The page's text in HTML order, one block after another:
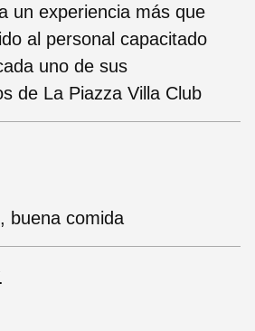
un experiencia más que
al personal capacitado
uno de sus
de La Piazza Villa Club
buena comida